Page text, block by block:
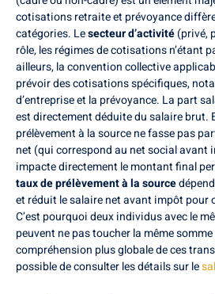
cotisations retraite et prévoyance
catégories. Lesecteur d’activité(privé,
rôle, les régimes de cotisations n’étant
ailleurs, la convention collective
prévoir des cotisations spécifiques,
d’entreprise et la prévoyance. La part
est directement déduite du salaire brut.
prélèvement à la source ne fasse pas
net (qui correspond au net social avant
impacte directement le montant final
taux de prélèvement à la source
et réduit le salaire net avant impôt pour
C’est pourquoi deux individus avec le
peuvent ne pas toucher la même
compréhension plus globale de ces
possible de consulter les détails sur le